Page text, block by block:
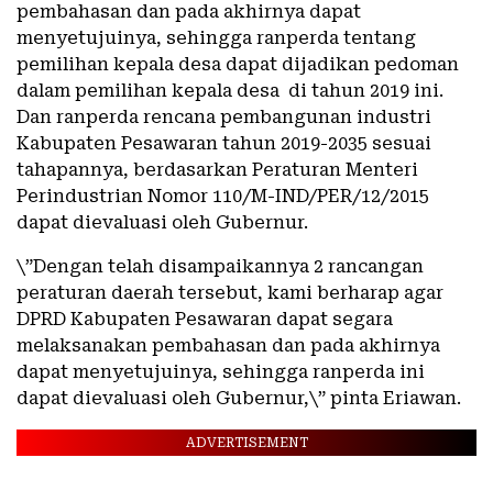
pembahasan dan pada akhirnya dapat
menyetujuinya, sehingga ranperda tentang
pemilihan kepala desa dapat dijadikan pedoman
dalam pemilihan kepala desa di tahun 2019 ini.
Dan ranperda rencana pembangunan industri
Kabupaten Pesawaran tahun 2019-2035 sesuai
tahapannya, berdasarkan Peraturan Menteri
Perindustrian Nomor 110/M-IND/PER/12/2015
dapat dievaluasi oleh Gubernur.
\”Dengan telah disampaikannya 2 rancangan
peraturan daerah tersebut, kami berharap agar
DPRD Kabupaten Pesawaran dapat segara
melaksanakan pembahasan dan pada akhirnya
dapat menyetujuinya, sehingga ranperda ini
dapat dievaluasi oleh Gubernur,\” pinta Eriawan.
ADVERTISEMENT